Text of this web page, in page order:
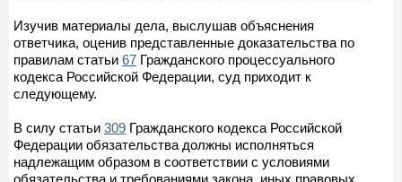
Изучив материалы дела, выслушав объяснения
ответчика, оценив представленные доказательства по
правилам статьи 67 Гражданского процессуального
кодекса Российской Федерации, суд приходит к
следующему.
В силу статьи 309 Гражданского кодекса Российской
Федерации обязательства должны исполняться
надлежащим образом в соответствии с условиями
обязательства и требованиями закона, иных правовых